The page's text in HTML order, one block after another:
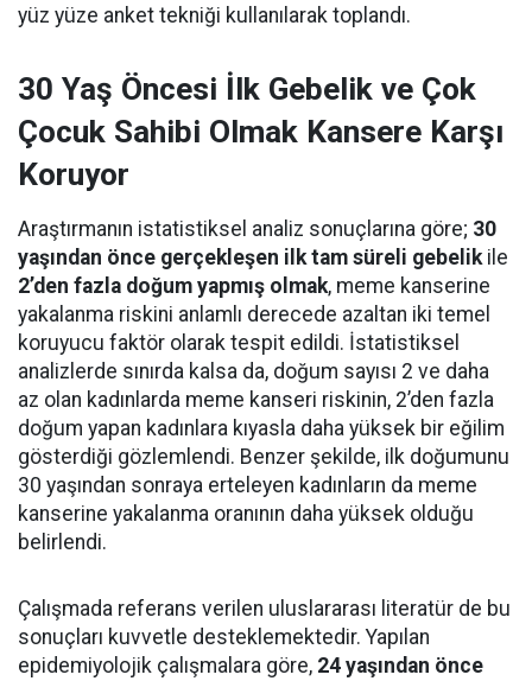
yüz yüze anket tekniği kullanılarak toplandı.
30 Yaş Öncesi İlk Gebelik ve Çok
Çocuk Sahibi Olmak Kansere Karşı
Koruyor
Araştırmanın istatistiksel analiz sonuçlarına göre; 30
yaşından önce gerçekleşen ilk tam süreli gebelikile
2’den fazla doğum yapmış olmak, meme kanserine
yakalanma riskini anlamlı derecede azaltan iki temel
koruyucu faktör olarak tespit edildi. İstatistiksel
analizlerde sınırda kalsa da, doğum sayısı 2 ve daha
az olan kadınlarda meme kanseri riskinin, 2’den fazla
doğum yapan kadınlara kıyasla daha yüksek bir eğilim
gösterdiği gözlemlendi. Benzer şekilde, ilk doğumunu
30 yaşından sonraya erteleyen kadınların da meme
kanserine yakalanma oranının daha yüksek olduğu
belirlendi.
Çalışmada referans verilen uluslararası literatür de bu
sonuçları kuvvetle desteklemektedir. Yapılan
epidemiyolojik çalışmalara göre, 24 yaşından önce